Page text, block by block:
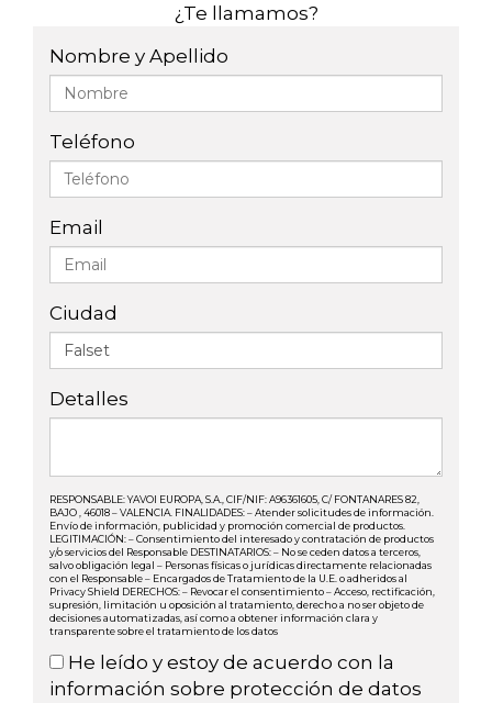
¿Te llamamos?
Nombre y Apellido
Teléfono
Email
Ciudad
Detalles
RESPONSABLE: YAVOI EUROPA, S.A., CIF/NIF: A96361605, C/ FONTANARES 82,
BAJO , 46018 – VALENCIA. FINALIDADES: – Atender solicitudes de información.
Envío de información, publicidad y promoción comercial de productos.
LEGITIMACIÓN: – Consentimiento del interesado y contratación de productos
y/o servicios del Responsable DESTINATARIOS: – No se ceden datos a terceros,
salvo obligación legal – Personas físicas o jurídicas directamente relacionadas
con el Responsable – Encargados de Tratamiento de la U.E. o adheridos al
Privacy Shield DERECHOS: – Revocar el consentimiento – Acceso, rectificación,
supresión, limitación u oposición al tratamiento, derecho a no ser objeto de
decisiones automatizadas, así como a obtener información clara y
transparente sobre el tratamiento de los datos
He leído y estoy de acuerdo con la
información sobre protección de datos